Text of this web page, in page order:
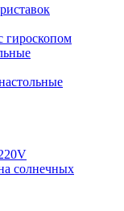
гироскопом
солнечных